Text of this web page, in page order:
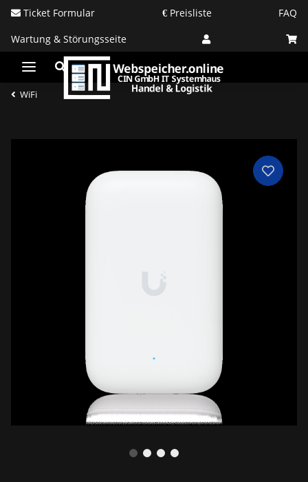
Ticket Formular Preisliste
FAQ
Wartung & Störungsseite
WiFi